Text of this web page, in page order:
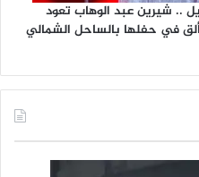
.. شيرين عبد الوهاب تعود
في حفلها بالساحل الشمالي